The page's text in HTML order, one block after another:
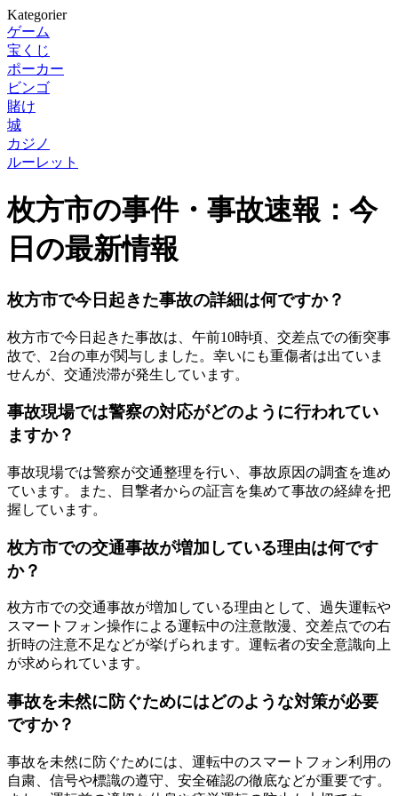
Kategorier
ゲーム
宝くじ
ポーカー
ビンゴ
賭け
城
カジノ
ルーレット
枚方市の事件・事故速報：今
日の最新情報
枚方市で今日起きた事故の詳細は何ですか？
枚方市で今日起きた事故は、午前10時頃、交差点での衝突事
故で、2台の車が関与しました。幸いにも重傷者は出ていま
せんが、交通渋滞が発生しています。
事故現場では警察の対応がどのように行われてい
ますか？
事故現場では警察が交通整理を行い、事故原因の調査を進め
ています。また、目撃者からの証言を集めて事故の経緯を把
握しています。
枚方市での交通事故が増加している理由は何です
か？
枚方市での交通事故が増加している理由として、過失運転や
スマートフォン操作による運転中の注意散漫、交差点での右
折時の注意不足などが挙げられます。運転者の安全意識向上
が求められています。
事故を未然に防ぐためにはどのような対策が必要
ですか？
事故を未然に防ぐためには、運転中のスマートフォン利用の
自粛、信号や標識の遵守、安全確認の徹底などが重要です。